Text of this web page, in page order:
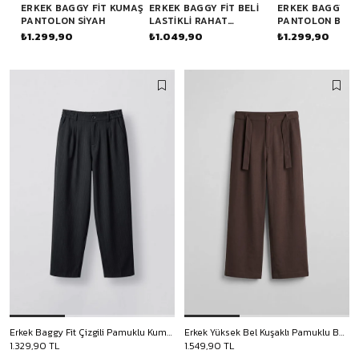
ERKEK BAGGY FIT KUMAŞ
PANTOLON SIYAH
₺1.299,90
ERKEK BAGGY FIT BELI
LASTIKLI RAHAT
PANTOLON SIYAH
₺1.049,90
ERKEK BAGGY
PANTOLON BEJ
₺1.299,90
Erkek Baggy Fit Çizgili Pamuklu Kumaş Pantolon Lacivert
1.329,90 TL
Erkek Yüksek Bel Kuşaklı Pamuklu Baggy Pantolon Kahverengi
1.549,90 TL